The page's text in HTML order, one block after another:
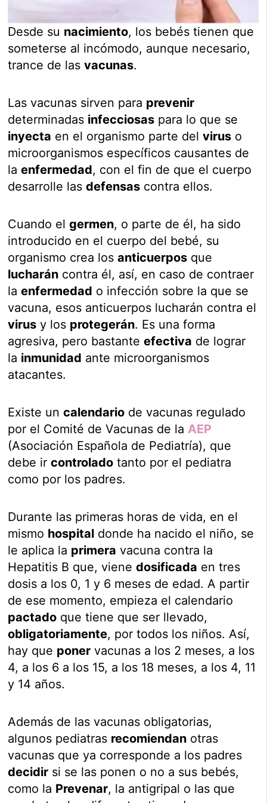
Desde su nacimiento, los bebés tienen que
someterse al incómodo, aunque necesario,
trance de lasvacunas.
Las vacunas sirven para prevenir
determinadas infecciosas para lo que se
inyecta en el organismo parte delvirus o
microorganismos específicos causantes de
laenfermedad, con el fin de que el cuerpo
desarrolle lasdefensas contra ellos.
Cuando elgermen, o parte de él, ha sido
introducido en el cuerpo del bebé, su
organismo crea losanticuerpos que
lucharán contra él, así, en caso de contraer
laenfermedad o infección sobre la que se
vacuna, esos anticuerpos lucharán contra el
virus y los protegerán. Es una forma
agresiva, pero bastanteefectiva de lograr
la inmunidad ante microorganismos
atacantes.
Existe uncalendario de vacunas regulado
por el Comité de Vacunas de laAEP
(Asociación Española de Pediatría), que
debe ircontrolado tanto por el pediatra
como por los padres.
Durante las primeras horas de vida, en el
mismo hospital donde ha nacido el niño, se
le aplica la primera vacuna contra la
Hepatitis B que, vienedosificada en tres
dosis a los 0, 1 y 6 meses de edad. A partir
de ese momento, empieza el calendario
pactado que tiene que ser llevado,
obligatoriamente, por todos los niños. Así,
hay que poner vacunas a los 2 meses, a los
4, a los 6 a los 15, a los 18 meses, a los 4, 11
y 14 años.
Además de las vacunas obligatorias,
algunos pediatras recomiendan otras
vacunas que ya corresponde a los padres
decidir si se las ponen o no a sus bebés,
como la Prevenar, la antigripal o las que